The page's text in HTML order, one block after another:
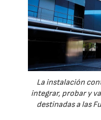
La instalación
integrar, probar y
destinadas a las